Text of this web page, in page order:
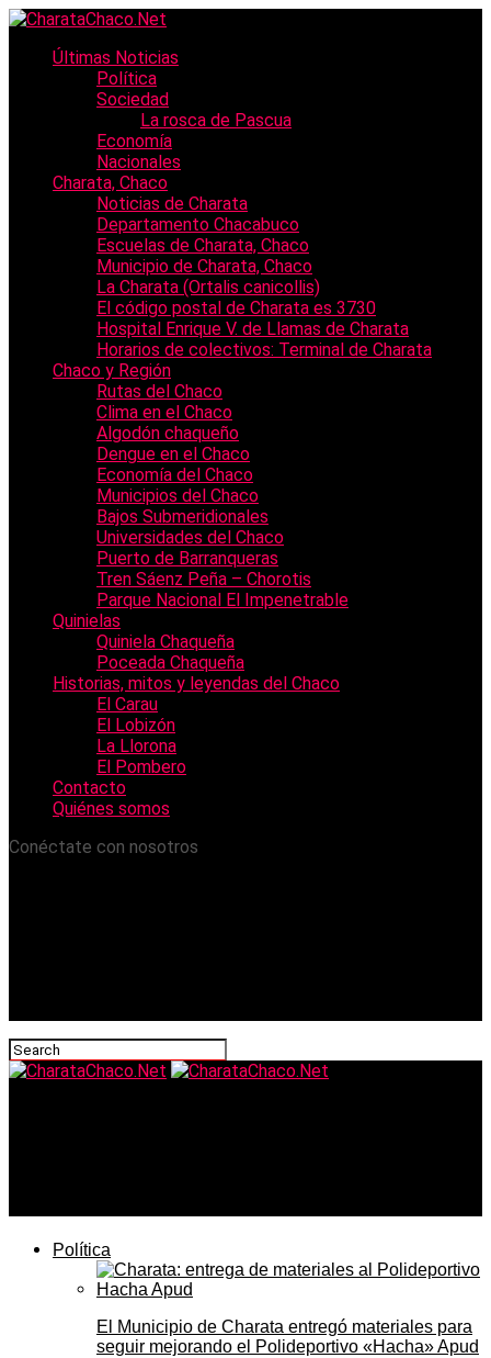
Últimas Noticias
Política
Sociedad
La rosca de Pascua
Economía
Nacionales
Charata, Chaco
Noticias de Charata
Departamento Chacabuco
Escuelas de Charata, Chaco
Municipio de Charata, Chaco
La Charata (Ortalis canicollis)
El código postal de Charata es 3730
Hospital Enrique V. de Llamas de Charata
Horarios de colectivos: Terminal de Charata
Chaco y Región
Rutas del Chaco
Clima en el Chaco
Algodón chaqueño
Dengue en el Chaco
Economía del Chaco
Municipios del Chaco
Bajos Submeridionales
Universidades del Chaco
Puerto de Barranqueras
Tren Sáenz Peña – Chorotis
Parque Nacional El Impenetrable
Quinielas
Quiniela Chaqueña
Poceada Chaqueña
Historias, mitos y leyendas del Chaco
El Carau
El Lobizón
La Llorona
El Pombero
Contacto
Quiénes somos
Conéctate con nosotros
Política
El Municipio de Charata entregó materiales para
seguir mejorando el Polideportivo «Hacha» Apud